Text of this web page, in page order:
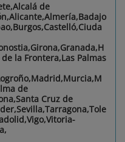
de
de la Frontera,Las Palmas
de
Cruz de